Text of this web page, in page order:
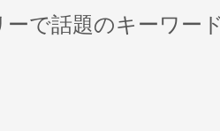
で話題のキーワー